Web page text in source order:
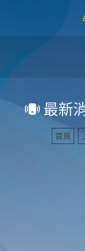
最新
首頁